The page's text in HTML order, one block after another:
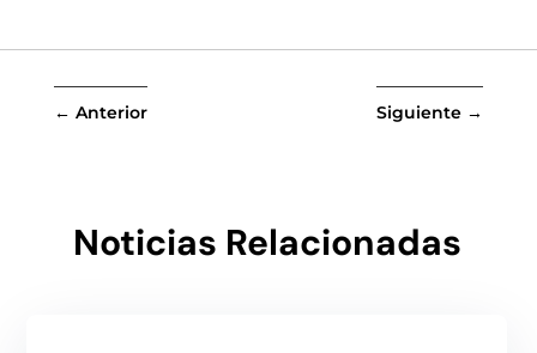
← Anterior Siguiente →
Noticias Relacionadas